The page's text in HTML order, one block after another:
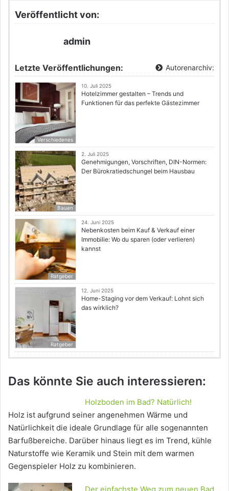
Veröffentlicht von:
admin
Letzte Veröffentlichungen: Autorenarchiv:
Verschiedenes
10. Juli 2025
Hotelzimmer gestalten – Trends und
Funktionen für das perfekte Gästezimmer
Bauen
2. Juli 2025
Genehmigungen, Vorschriften, DIN-Normen:
Der Bürokratiedschungel beim Hausbau
Ratgeber
24. Juni 2025
Nebenkosten beim Kauf & Verkauf einer
Immobilie: Wo du sparen (oder verlieren)
kannst
Ratgeber
12. Juni 2025
Home-Staging vor dem Verkauf: Lohnt sich
das wirklich?
Das könnte Sie auch interessieren:
Holzboden im Bad? Natürlich!
Holz ist aufgrund seiner angenehmen Wärme und
Natürlichkeit die ideale Grundlage für alle sogenannten
Barfußbereiche. Darüber hinaus liegt es im Trend, kühle
Naturstoffe wie Keramik und Stein mit dem warmen
Gegenspieler Holz zu kombinieren.